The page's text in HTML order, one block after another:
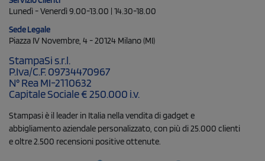
Lunedì - Venerdì 9.00-13.00 | 14.30-18.00
Sede Legale
Piazza IV Novembre, 4 - 20124 Milano (MI)
StampaSi s.r.l.
P.Iva/C.F. 09734470967
N° Rea MI-2110632
Capitale Sociale € 250.000 i.v.
Stampasi è il leader in Italia nella vendita di gadget e
abbigliamento aziendale personalizzato, con più di 25.000 clienti
e oltre 2.500 recensioni positive ottenute.